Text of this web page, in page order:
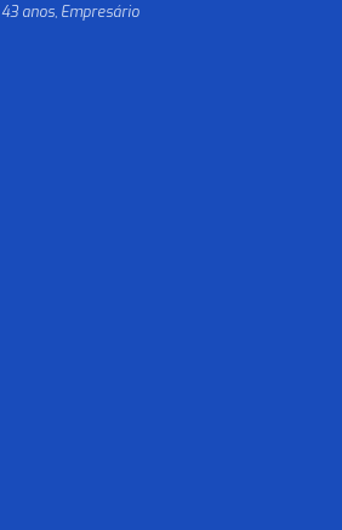
43 anos, Empresário